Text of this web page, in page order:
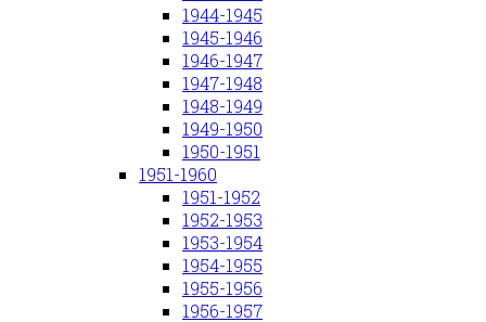
1944-1945
1945-1946
1946-1947
1947-1948
1948-1949
1949-1950
1950-1951
1951-1960
1951-1952
1952-1953
1953-1954
1954-1955
1955-1956
1956-1957